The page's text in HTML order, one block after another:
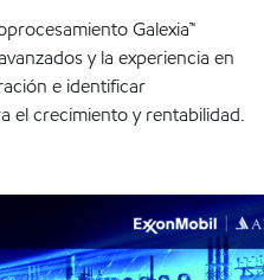
Galexia™
y la experiencia en
e identificar
el crecimiento y rentabilidad.